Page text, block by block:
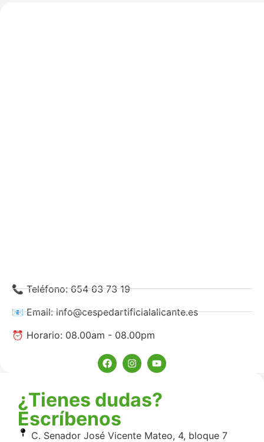
📞 Teléfono: 654 63 73 19
📧 Email: info@cespedartificialalicante.es
⏰ Horario: 08.00am - 08.00pm
¿Tienes dudas?
Escríbenos
C. Senador José Vicente Mateo, 4, bloque 7